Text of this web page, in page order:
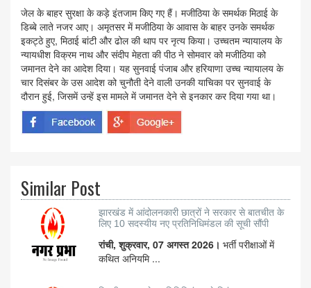
जेल के बाहर सुरक्षा के कड़े इंतजाम किए गए हैं। मजीठिया के समर्थक मिठाई के
डिब्बे लाते नजर आए। अमृतसर में मजीठिया के आवास के बाहर उनके समर्थक
इकट्ठे हुए, मिठाई बांटी और ढोल की थाप पर नृत्य किया। उच्चतम न्यायालय के
न्यायधीश विक्रम नाथ और संदीप मेहता की पीठ ने सोमवार को मजीठिया को
जमानत देने का आदेश दिया। यह सुनवाई पंजाब और हरियाणा उच्च न्यायालय के
चार दिसंबर के उस आदेश को चुनौती देने वाली उनकी याचिका पर सुनवाई के
दौरान हुई, जिसमें उन्हें इस मामले में जमानत देने से इनकार कर दिया गया था।
Similar Post
झारखंड में आंदोलनकारी छात्रों ने सरकार से बातचीत के
लिए 10 सदस्यीय नए प्रतिनिधिमंडल की सूची सौंपी
रांची, शुक्रवार, 07 अगस्त 2026। भर्ती परीक्षाओं में
कथित अनियमि ...